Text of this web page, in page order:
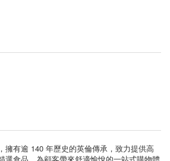
擁有逾 140 年歷史的英倫傳承，致力提供高